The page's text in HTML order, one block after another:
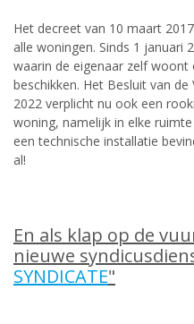
Het decreet van 10 maart
alle woningen. Sinds 1 januari
waarin de eigenaar zelf
beschikken. Het Besluit van
2022 verplicht nu ook een
woning, namelijk in elke
een technische installatie
al!
En als klap op de
nieuwe
SYNDICATE"